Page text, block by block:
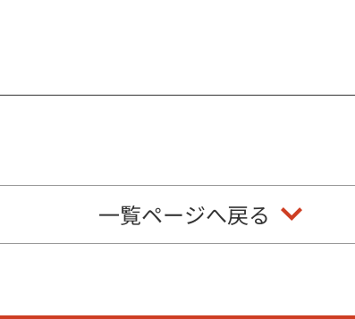
一覧ページへ戻る